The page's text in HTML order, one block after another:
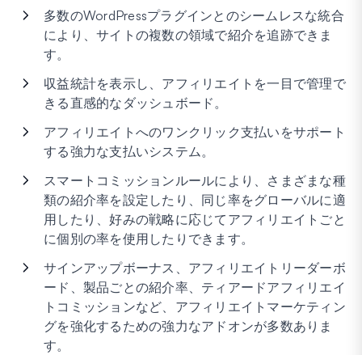
多数のWordPressプラグインとのシームレスな統合
により、サイトの複数の領域で紹介を追跡できま
す。
収益統計を表示し、アフィリエイトを一目で管理で
きる直感的なダッシュボード。
アフィリエイトへのワンクリック支払いをサポート
する強力な支払いシステム。
スマートコミッションルールにより、さまざまな種
類の紹介率を設定したり、同じ率をグローバルに適
用したり、好みの戦略に応じてアフィリエイトごと
に個別の率を使用したりできます。
サインアップボーナス、アフィリエイトリーダーボ
ード、製品ごとの紹介率、ティアードアフィリエイ
トコミッションなど、アフィリエイトマーケティン
グを強化するための強力なアドオンが多数ありま
す。